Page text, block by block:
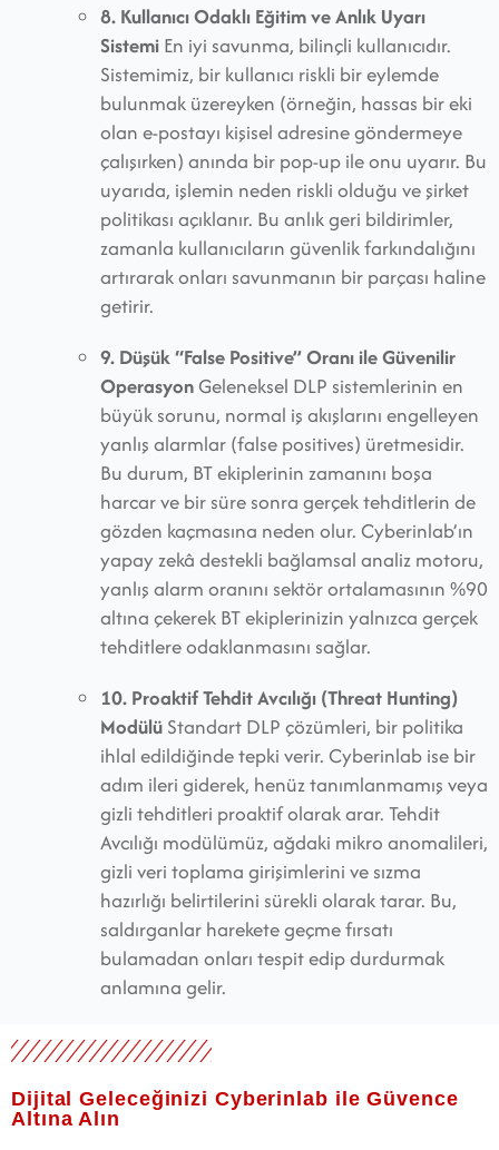
8. Kullanıcı Odaklı Eğitim ve Anlık Uyarı
Sistemi En iyi savunma, bilinçli kullanıcıdır.
Sistemimiz, bir kullanıcı riskli bir eylemde
bulunmak üzereyken (örneğin, hassas bir eki
olan e-postayı kişisel adresine göndermeye
çalışırken) anında bir pop-up ile onu uyarır. Bu
uyarıda, işlemin neden riskli olduğu ve şirket
politikası açıklanır. Bu anlık geri bildirimler,
zamanla kullanıcıların güvenlik farkındalığını
artırarak onları savunmanın bir parçası haline
getirir.
9. Düşük “False Positive” Oranı ile Güvenilir
OperasyonGeleneksel DLP sistemlerinin en
büyük sorunu, normal iş akışlarını engelleyen
yanlış alarmlar (false positives) üretmesidir.
Bu durum, BT ekiplerinin zamanını boşa
harcar ve bir süre sonra gerçek tehditlerin de
gözden kaçmasına neden olur. Cyberinlab’ın
yapay zekâ destekli bağlamsal analiz motoru,
yanlış alarm oranını sektör ortalamasının %90
altına çekerek BT ekiplerinizin yalnızca gerçek
tehditlere odaklanmasını sağlar.
10. Proaktif Tehdit Avcılığı (Threat Hunting)
Modülü Standart DLP çözümleri, bir politika
ihlal edildiğinde tepki verir. Cyberinlab ise bir
adım ileri giderek, henüz tanımlanmamış veya
gizli tehditleri proaktif olarak arar. Tehdit
Avcılığı modülümüz, ağdaki mikro anomalileri,
gizli veri toplama girişimlerini ve sızma
hazırlığı belirtilerini sürekli olarak tarar. Bu,
saldırganlar harekete geçme fırsatı
bulamadan onları tespit edip durdurmak
anlamına gelir.
Dijital Geleceğinizi Cyberinlab ile Güvence
Altına Alın